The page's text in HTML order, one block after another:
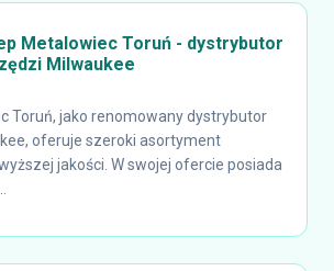
Metalowiec Toruń - dystrybutor
Milwaukee
Toruń, jako renomowany dystrybutor
oferuje szeroki asortyment
jakości. W swojej ofercie posiada